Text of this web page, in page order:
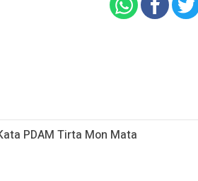
PDAM Tirta Mon Mata